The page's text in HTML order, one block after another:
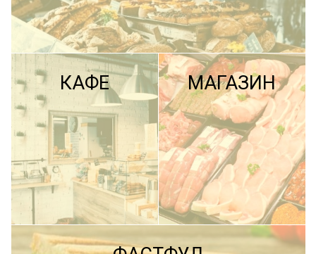
ПОДРОБНЕЕ
КАФЕ МАГАЗИН